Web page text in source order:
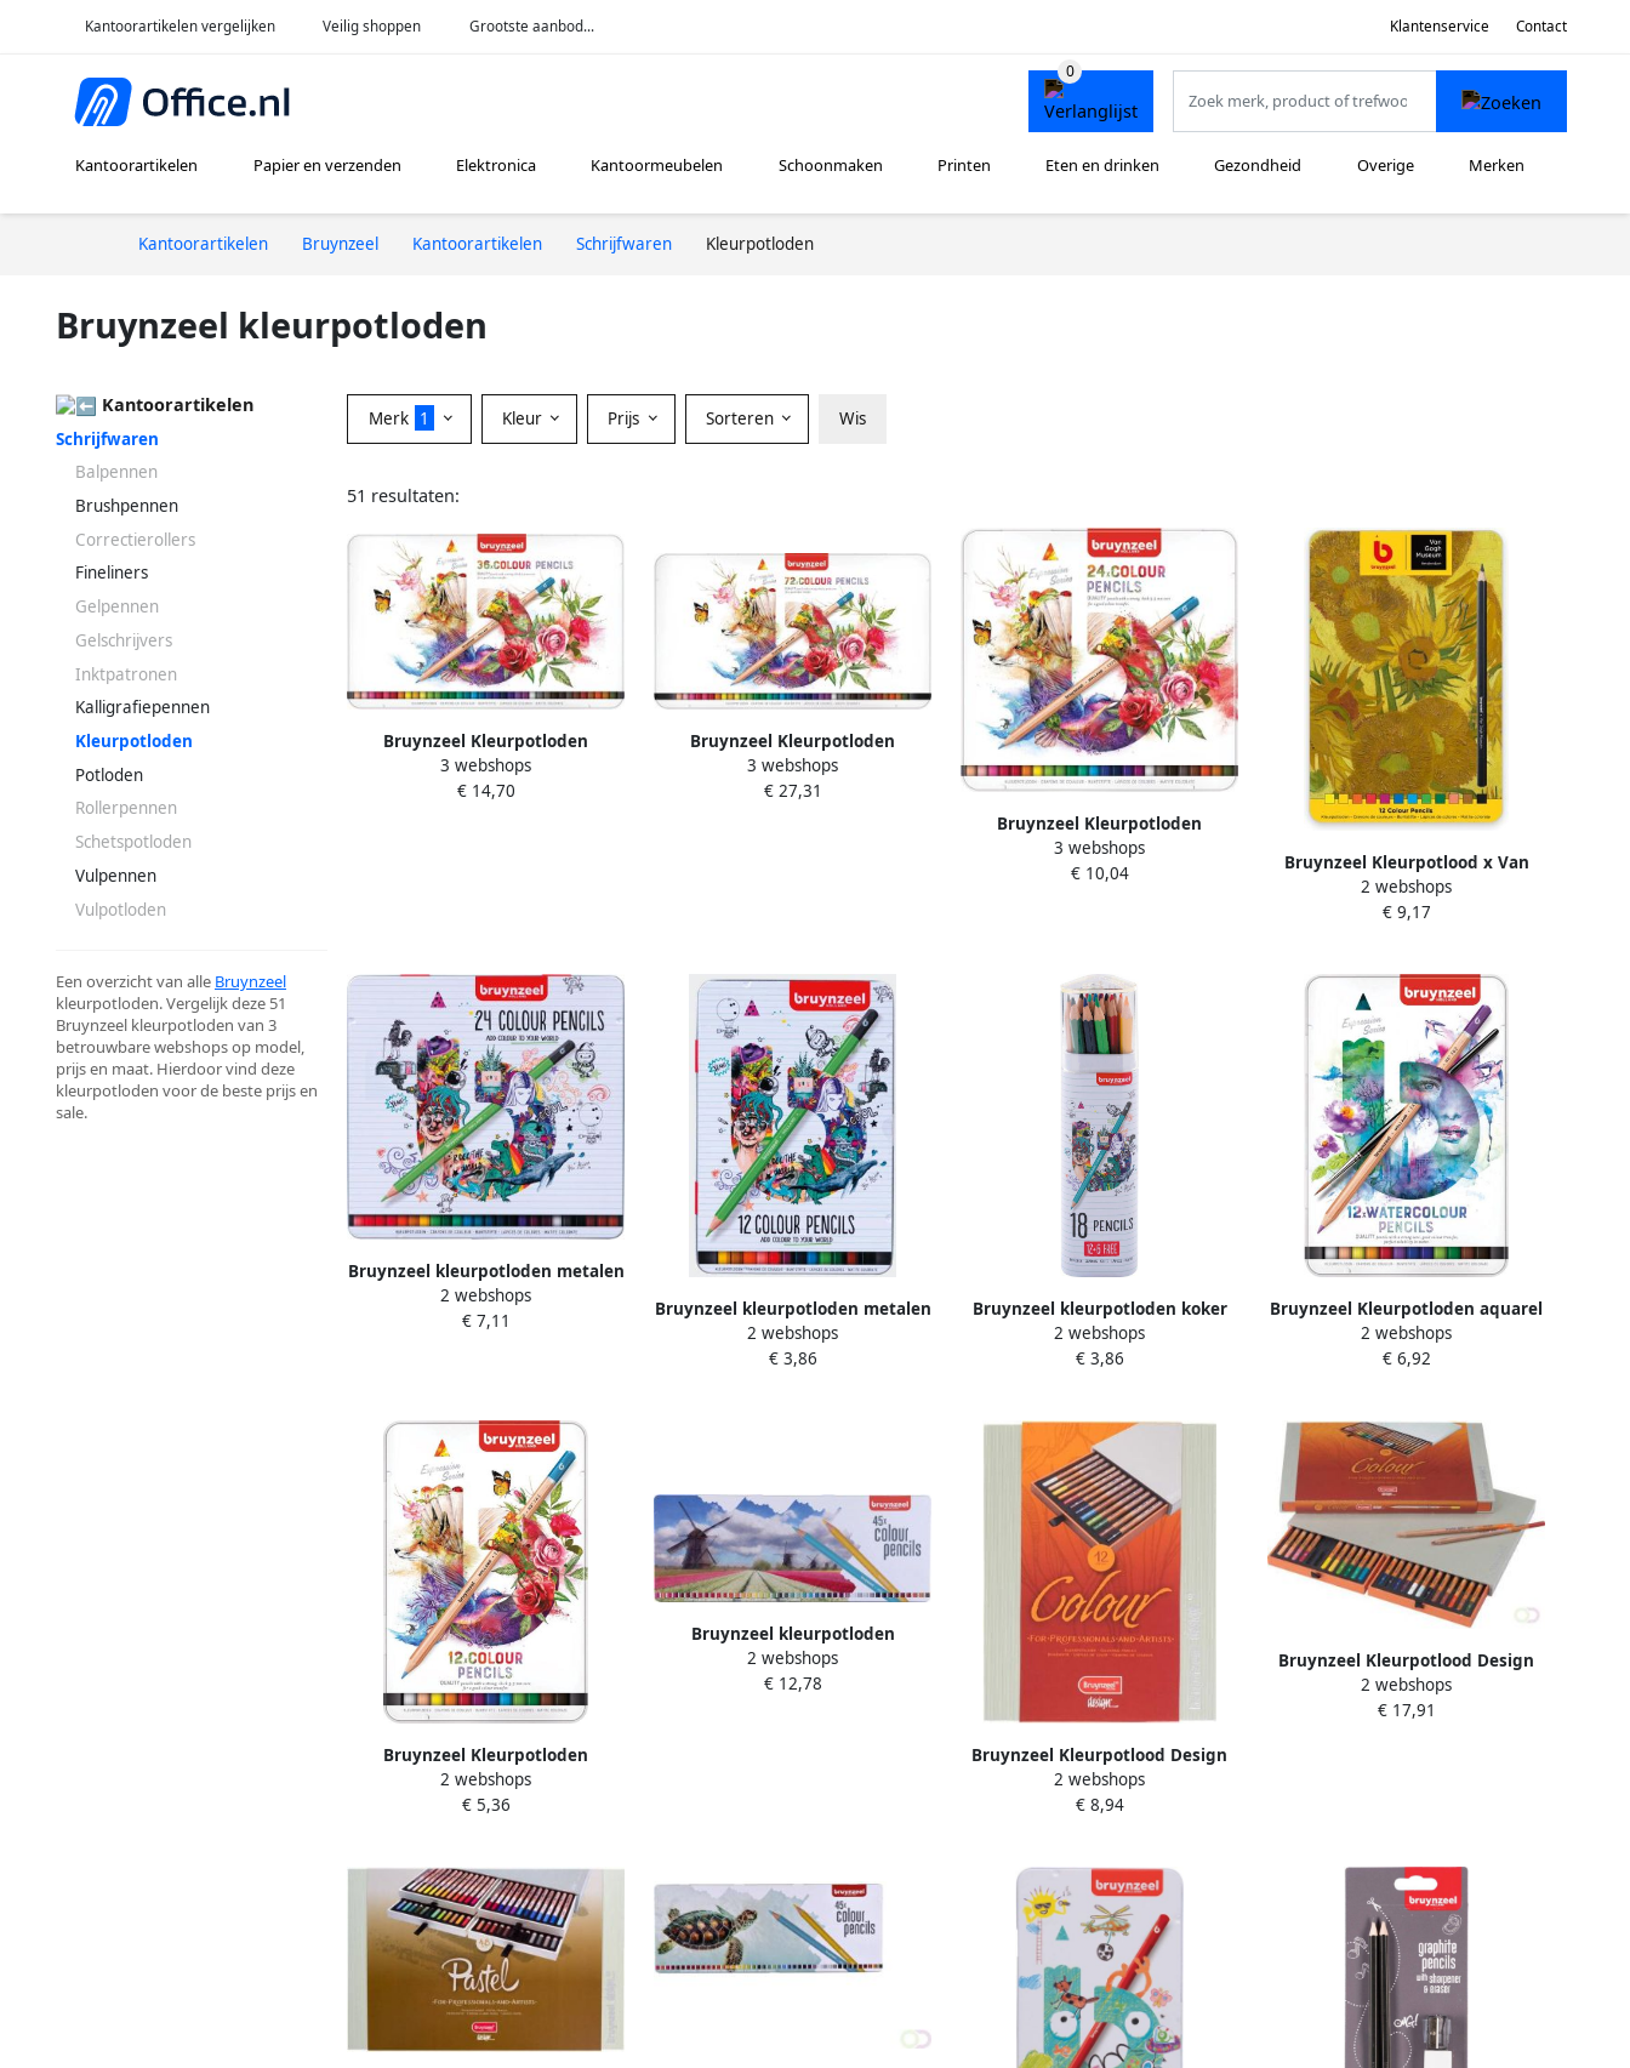
Kantoorartikelen vergelijken Veilig shoppen Grootste aanbod... Klantenservice Contact
Kantoorartikelen Papier en verzenden Elektronica Kantoormeubelen Schoonmaken Printen Eten en drinken Gezondheid Overige Merken
Kantoorartikelen Bruynzeel Kantoorartikelen Schrijfwaren Kleurpotloden
Bruynzeel kleurpotloden
Kantoorartikelen
Schrijfwaren
Balpennen
Brushpennen
Correctierollers
Fineliners
Gelpennen
Gelschrijvers
Inktpatronen
Kalligrafiepennen
Kleurpotloden
Potloden
Rollerpennen
Schetspotloden
Vulpennen
Vulpotloden
Een overzicht van alle Bruynzeel
kleurpotloden. Vergelijk deze 51
Bruynzeel kleurpotloden van 3
betrouwbare webshops op model,
prijs en maat. Hierdoor vind deze
kleurpotloden voor de beste prijs en
sale.
Merk 1 Kleur Prijs Sorteren Wis
51 resultaten:
Bruynzeel Kleurpotloden
Expression colour blik Ã 36 stuks
assorti
3 webshops
€ 14,70
Bruynzeel Kleurpotloden
Expression colour blik Ã 72 stuks
assorti
3 webshops
€ 27,31
Bruynzeel Kleurpotloden
Expression colour blik Ã 24 stuks
3 webshops
€ 10,04
Bruynzeel Kleurpotlood x Van
Gogh Museum set Ã 12 kleuren
assorti
2 webshops
€ 9,17
Bruynzeel kleurpotloden metalen
doos van 24 stuks
2 webshops
€ 7,11
Bruynzeel kleurpotloden metalen
doos van 12 stuks
2 webshops
€ 3,86
Bruynzeel kleurpotloden koker
van 12 + 6 GRATIS
2 webshops
€ 3,86
Bruynzeel Kleurpotloden aquarel
Expression blik Ã 12 stuks
assorti
2 webshops
€ 6,92
Bruynzeel Kleurpotloden
Expression colour blik Ã 12 stuks
assorti
2 webshops
€ 5,36
Bruynzeel kleurpotloden
&apos;Molen&apos; doos met 45
potloden in geassorteerde
2 webshops
€ 12,78
Bruynzeel Kleurpotlood Design
met luxe bewaardoos setà 12
kleuren
2 webshops
€ 8,94
Bruynzeel Kleurpotlood Design
met luxe bewaardoos setà 24
kleuren
2 webshops
€ 17,91